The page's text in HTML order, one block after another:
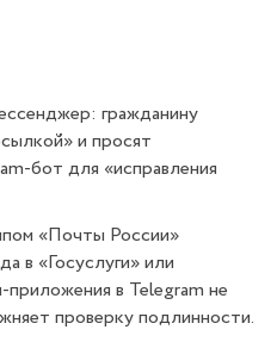
гражданину
и просят
бот для «исправления
«Почты России»
в «Госуслуги» или
в Telegram не
проверку подлинности.